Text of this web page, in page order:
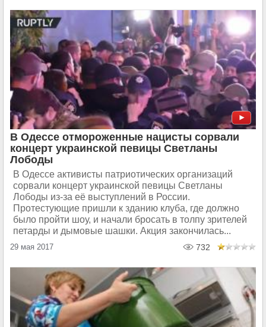
В Одессе отмороженные нацисты сорвали
концерт украинской певицы Светланы
Лободы
В Одессе активисты патриотических организаций
сорвали концерт украинской певицы Светланы
Лободы из-за её выступлений в России.
Протестующие пришли к зданию клуба, где должно
было пройти шоу, и начали бросать в толпу зрителей
петарды и дымовые шашки. Акция закончилась...
29 мая 2017 732